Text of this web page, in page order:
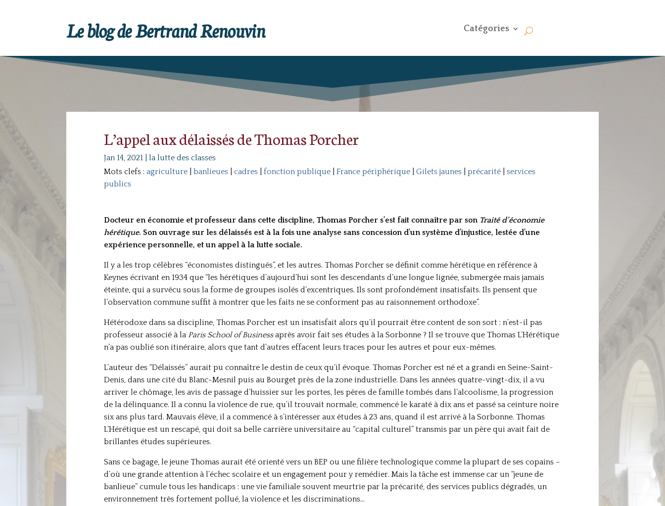
Le blog de Bertrand Renouvin Catégories
L’appel aux délaissés de Thomas Porcher
Jan 14, 2021| la lutte des classes
Mots clefs : agriculture| banlieues| cadres| fonction publique| France périphérique| Gilets jaunes| précarité| services
publics
Docteur en économie et professeur dans cette discipline, Thomas Porcher s’est fait connaître par son Traité d’économie
hérétique. Son ouvrage sur les délaissés est à la fois une analyse sans concession d’un système d’injustice, lestée d’une
expérience personnelle, et un appel à la lutte sociale.
Il y a les trop célèbres “économistes distingués”, et les autres. Thomas Porcher se définit comme hérétique en référence à
Keynes écrivant en 1934 que “les hérétiques d’aujourd’hui sont les descendants d’une longue lignée, submergée mais jamais
éteinte, qui a survécu sous la forme de groupes isolés d’excentriques. Ils sont profondément insatisfaits. Ils pensent que
l’observation commune suffit à montrer que les faits ne se conforment pas au raisonnement orthodoxe”.
Hétérodoxe dans sa discipline, Thomas Porcher est un insatisfait alors qu’il pourrait être content de son sort : n’est-il pas
professeur associé à la Paris School of Businessaprès avoir fait ses études à la Sorbonne ? Il se trouve que Thomas L’Hérétique
n’a pas oublié son itinéraire, alors que tant d’autres effacent leurs traces pour les autres et pour eux-mêmes.
L’auteur des “Délaissés” aurait pu connaître le destin de ceux qu’il évoque. Thomas Porcher est né et a grandi en Seine-Saint-
Denis, dans une cité du Blanc-Mesnil puis au Bourget près de la zone industrielle. Dans les années quatre-vingt-dix, il a vu
arriver le chômage, les avis de passage d’huissier sur les portes, les pères de famille tombés dans l’alcoolisme, la progression
de la délinquance. Il a connu la violence de rue, qu’il trouvait normale, commencé le karaté à dix ans et passé sa ceinture noire
six ans plus tard. Mauvais élève, il a commencé à s’intéresser aux études à 23 ans, quand il est arrivé à la Sorbonne. Thomas
L’Hérétique est un rescapé, qui doit sa belle carrière universitaire au “capital culturel” transmis par un père qui avait fait de
brillantes études supérieures.
Sans ce bagage, le jeune Thomas aurait été orienté vers un BEP ou une filière technologique comme la plupart de ses copains –
d’où une grande attention à l’échec scolaire et un engagement pour y remédier. Mais la tâche est immense car un “jeune de
banlieue” cumule tous les handicaps : une vie familiale souvent meurtrie par la précarité, des services publics dégradés, un
environnement très fortement pollué, la violence et les discriminations…